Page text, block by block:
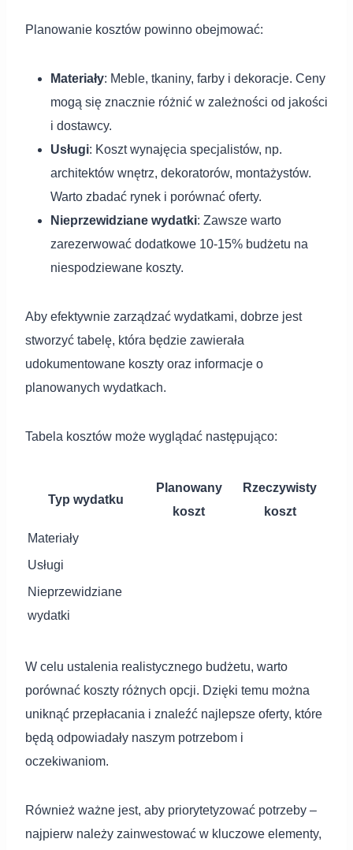
Planowanie kosztów powinno obejmować:
Materiały: Meble, tkaniny, farby i dekoracje. Ceny
mogą się znacznie różnić w zależności od jakości
i dostawcy.
Usługi: Koszt wynajęcia specjalistów, np.
architektów wnętrz, dekoratorów, montażystów.
Warto zbadać rynek i porównać oferty.
Nieprzewidziane wydatki: Zawsze warto
zarezerwować dodatkowe 10-15% budżetu na
niespodziewane koszty.
Aby efektywnie zarządzać wydatkami, dobrze jest
stworzyć tabelę, która będzie zawierała
udokumentowane koszty oraz informacje o
planowanych wydatkach.
Tabela kosztów może wyglądać następująco:
Typ wydatku
Planowany
koszt
Rzeczywisty
koszt
Materiały
Usługi
Nieprzewidziane
wydatki
W celu ustalenia realistycznego budżetu, warto
porównać koszty różnych opcji. Dzięki temu można
uniknąć przepłacania i znaleźć najlepsze oferty, które
będą odpowiadały naszym potrzebom i
oczekiwaniom.
Również ważne jest, aby priorytetyzować potrzeby –
najpierw należy zainwestować w kluczowe elementy,